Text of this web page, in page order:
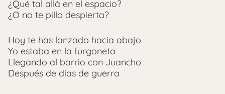
¿Qué tal allá en el espacio?
¿O no te pillo despierta?
Hoy te has lanzado hacia abajo
Yo estaba en la furgoneta
Llegando al barrio con Juancho
Después de días de guerra